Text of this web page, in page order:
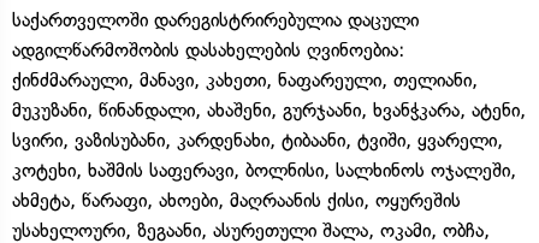
საქართველოში დარეგისტრირებულია დაცული
ადგილწარმოშობის დასახელების ღვინოებია:
ქინძმარაული, მანავი, კახეთი, ნაფარეული, თელიანი,
მუკუზანი, წინანდალი, ახაშენი, გურჯაანი, ხვანჭკარა, ატენი,
სვირი, ვაზისუბანი, კარდენახი, ტიბაანი, ტვიში, ყვარელი,
კოტეხი, ხაშმის საფერავი, ბოლნისი, სალხინოს ოჯალეში,
ახმეტა, წარაფი, ახოები, მაღრაანის ქისი, ოყურეშის
უსახელოური, ზეგაანი, ასურეთული შალა, ოკამი, ობჩა,